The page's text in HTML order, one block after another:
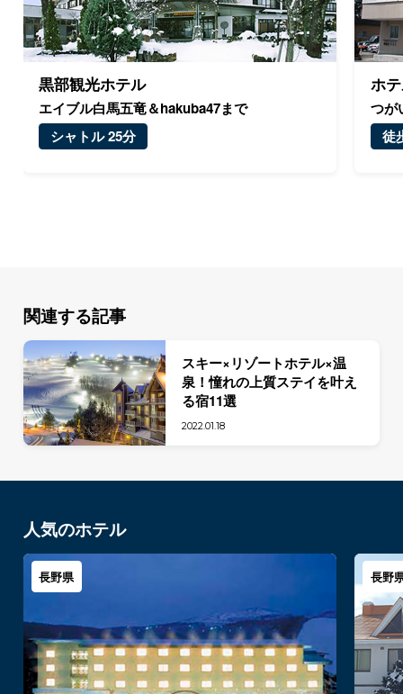
黒部観光ホテル
エイブル白馬五竜＆hakuba47まで
シャトル 25分
ホ
つが
徒
関連する記事
スキー×リゾートホテル×温
泉！憧れの上質ステイを叶え
る宿11選
2022.01.18
人気のホテル
長野県 長野